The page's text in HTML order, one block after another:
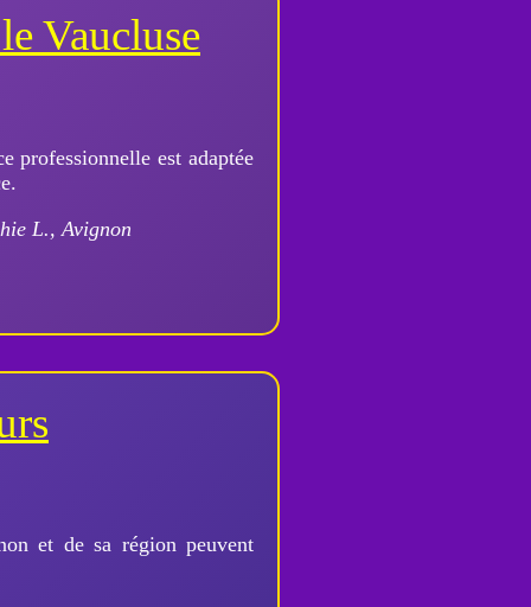
Vaucluse
professionnelle est adaptée
L., Avignon
et de sa région peuvent